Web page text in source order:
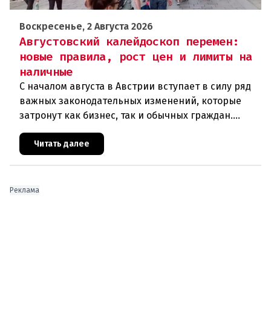
Воскресенье, 2 Августа 2026
Августовский калейдоскоп перемен:
новые правила, рост цен и лимиты на
наличные
С началом августа в Австрии вступает в силу ряд
важных законодательных изменений, которые
затронут как бизнес, так и обычных граждан.
Ключевые нововведения сконцентрированы в
строительном секторе и сф
Читать далее
Реклама